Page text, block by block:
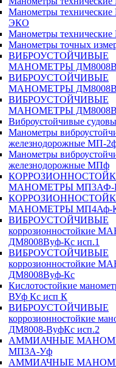
Манометры
ЭКО
Манометры
Манометры точных
ВИБРОУСТОЙЧИВЫЕ
МАНОМЕТРЫ
ВИБРОУСТОЙЧИВЫЕ
МАНОМЕТРЫ
ВИБРОУСТОЙЧИВЫЕ
МАНОМЕТРЫ
Виброустойчивые
Манометры
железнодорожные МП-
Манометры
железнодорожные МПф
МАНОМЕТРЫ МП3АФ-
МАНОМЕТРЫ МП4Аф-
ВИБРОУСТОЙЧИВЫЕ
коррозионностойкие
ДМ8008Вуф-Кс исп.1
ВИБРОУСТОЙЧИВЫЕ
коррозионностойкие
ДМ8008Вуф-Кс
Кислотостойкие
ВУф Кс исп К
ВИБРОУСТОЙЧИВЫЕ
коррозионностойкие
ДМ8008-ВуфКс исп.2
АММИАЧНЫЕ
МП3А-Уф
АММИАЧНЫЕ